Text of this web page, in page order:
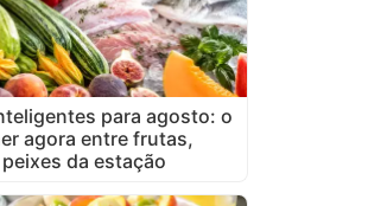
para agosto: o
agora entre frutas,
da estação